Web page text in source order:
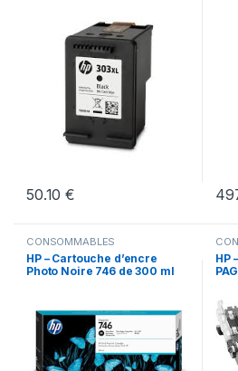
50.10€
CONSOMMABLES
HP – Cartouche d’encre
Photo Noire 746 de 300 ml
HP